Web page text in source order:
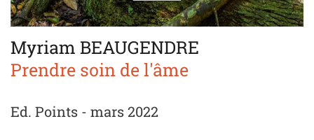
Myriam BEAUGENDRE
Prendre soin de l'âme
Ed. Points - mars 2022